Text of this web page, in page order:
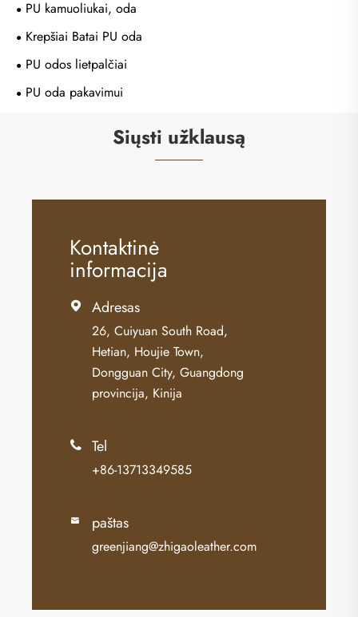
PU kamuoliukai, oda
Krepšiai Batai PU oda
PU odos lietpalčiai
PU oda pakavimui
Siųsti užklausą
Kontaktinė
informacija
 Adresas
26, Cuiyuan South Road,
Hetian, Houjie Town,
Dongguan City, Guangdong
provincija, Kinija
 Tel
+86-13713349585
 paštas
greenjiang@zhigaoleather.com